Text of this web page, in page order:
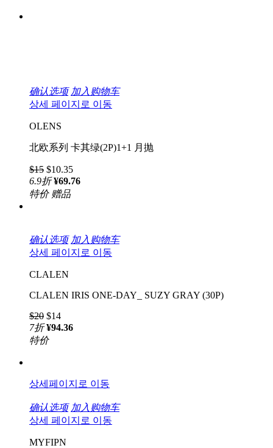
确认选项 加入购物车
상세 페이지로 이동
OLENS
北欧系列 卡其绿(2P)1+1 月抛
$15 $10.35
6.9折 ¥69.76
特价 赠品
确认选项 加入购物车
상세 페이지로 이동
CLALEN
CLALEN IRIS ONE-DAY_ SUZY GRAY (30P)
$20 $14
7折 ¥94.36
特价
상세페이지로 이동
确认选项 加入购物车
상세 페이지로 이동
MYFIPN